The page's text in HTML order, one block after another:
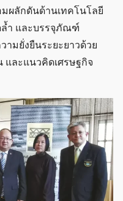
ผลักดันด้านเทคโนโลยี
ำ และบรรจุภัณฑ์
มยั่งยืนระยะยาวด้วย
และแนวคิดเศรษฐกิจ